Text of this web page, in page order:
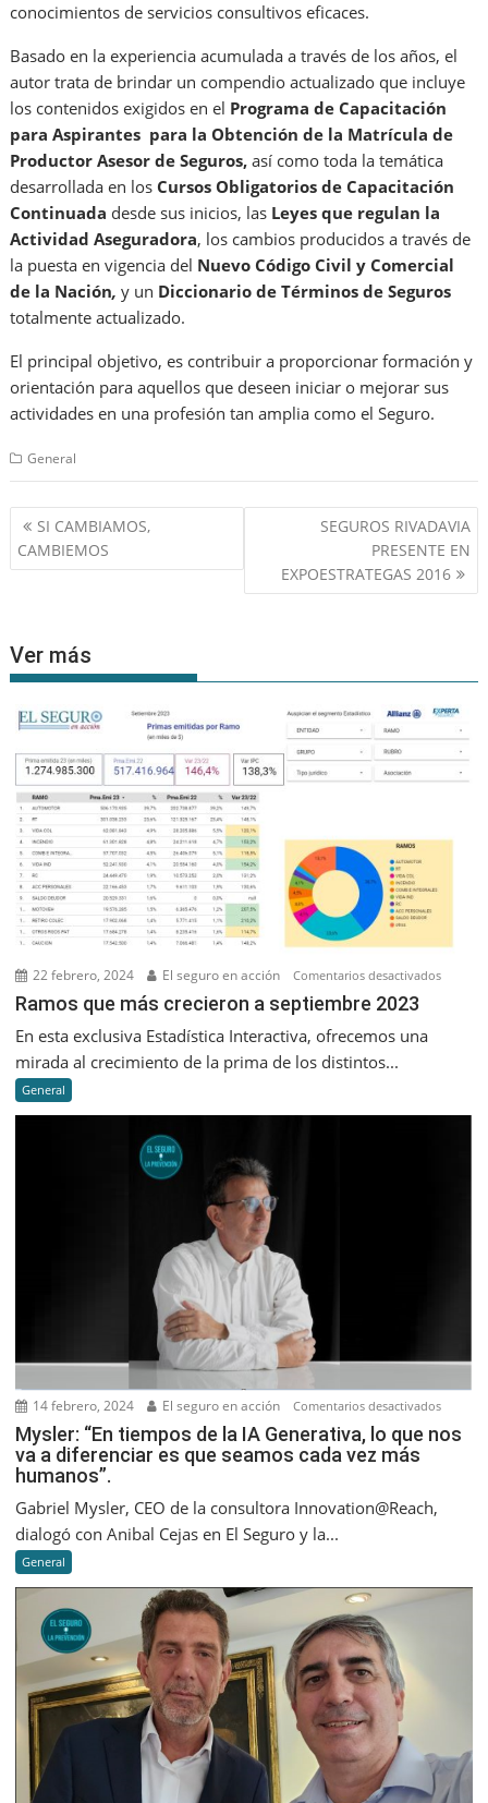
conocimientos de servicios consultivos eficaces.
Basado en la experiencia acumulada a través de los años, el
autor trata de brindar un compendio actualizado que incluye
los contenidos exigidos en el Programa de Capacitación
para Aspirantes para la Obtención de la Matrícula de
Productor Asesor de Seguros, así como toda la temática
desarrollada en los Cursos Obligatorios de Capacitación
Continuada desde sus inicios, las Leyes que regulan la
Actividad Aseguradora, los cambios producidos a través de
la puesta en vigencia del Nuevo Código Civil y Comercial
de la Nación,y un Diccionario de Términos de Seguros
totalmente actualizado.
El principal objetivo, es contribuir a proporcionar formación y
orientación para aquellos que deseen iniciar o mejorar sus
actividades en una profesión tan amplia como el Seguro.
General
Navegación
de
entradas
SI CAMBIAMOS,
CAMBIEMOS
SEGUROS RIVADAVIA
PRESENTE EN
EXPOESTRATEGAS 2016
Ver más
22 febrero, 2024 El seguro en acción Comentarios desactivadosen
Ramos que más crecieron a septiembre 2023
En esta exclusiva Estadística Interactiva, ofrecemos una
mirada al crecimiento de la prima de los distintos...
General
14 febrero, 2024 El seguro en acción Comentarios desactivadosen
Mysler:
que
seamos
Mysler: “En tiempos de la IA Generativa, lo que nos
va a diferenciar es que seamos cada vez más
humanos”.
Gabriel Mysler, CEO de la consultora Innovation@Reach,
dialogó con Anibal Cejas en El Seguro y la...
General